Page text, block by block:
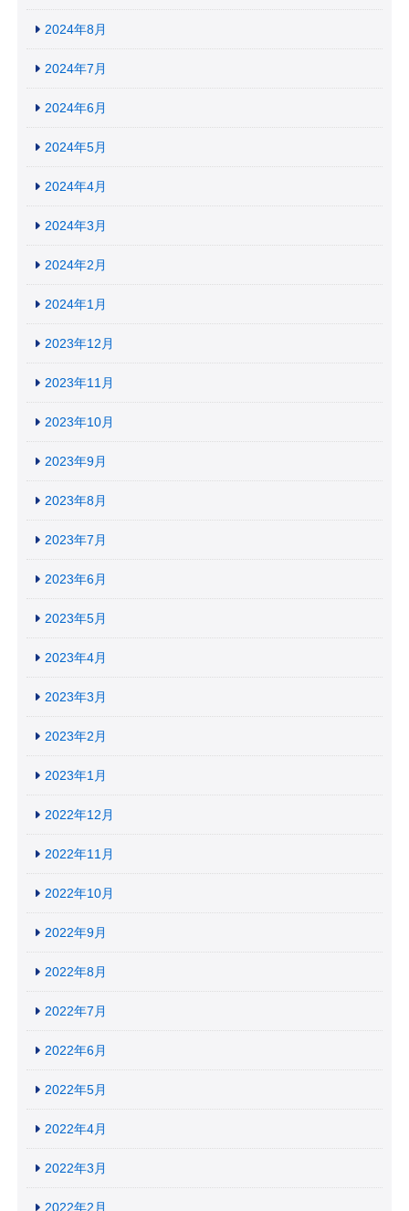
2024年8月
2024年7月
2024年6月
2024年5月
2024年4月
2024年3月
2024年2月
2024年1月
2023年12月
2023年11月
2023年10月
2023年9月
2023年8月
2023年7月
2023年6月
2023年5月
2023年4月
2023年3月
2023年2月
2023年1月
2022年12月
2022年11月
2022年10月
2022年9月
2022年8月
2022年7月
2022年6月
2022年5月
2022年4月
2022年3月
2022年2月